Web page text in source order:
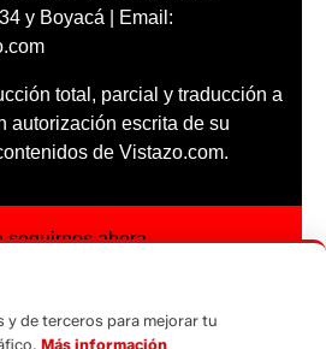
y Boyacá | Email:
total, parcial y traducción a
autorización escrita de su
de Vistazo.com.
seguirnos ahora
y de terceros para mejorar tu
Más información